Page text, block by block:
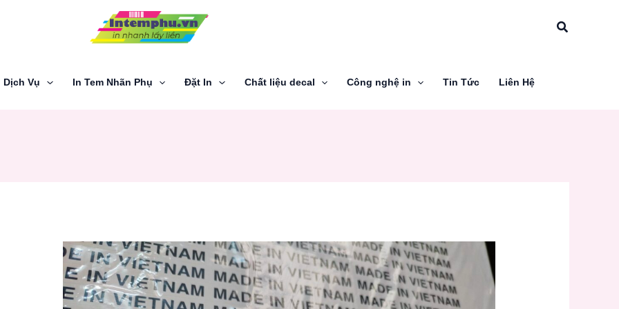
Tìm
Dịch Vụ In Tem Nhãn Phụ Đặt In Chất liệu decal Công nghệ in Tin Tức Liên Hệ